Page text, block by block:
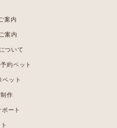
案内
案内
ついて
約ペット
ット
作
ート